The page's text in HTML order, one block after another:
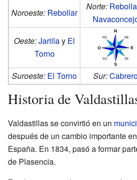
Noroeste: Rebollar
Norte:
Oeste:Jarillay El
Torno
Suroeste: El Torno Sur:
Historia de
Valdastillas se convirtió en un
después de un cambio importante
España. En 1834, pasó a formar
de Plasencia.